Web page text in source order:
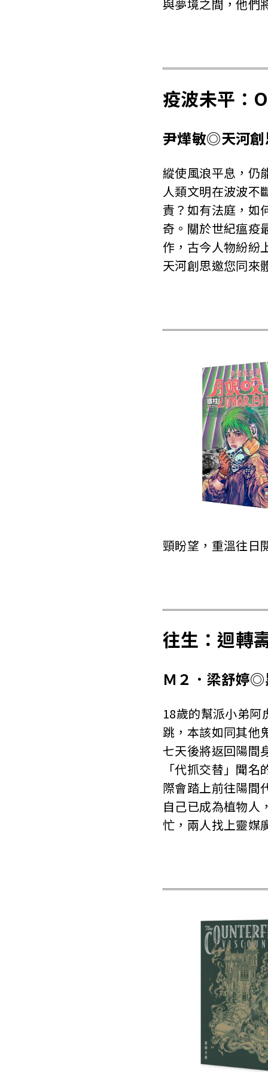
與夢境之間，他們
疫波未平：
尹燁敏◎天河
縱使風浪平息，仍
人類文明在波波不
責？如有法庭，如
奇。關於世紀瘟疫
作，古今人物紛紛
天河創思邀您同來
頸盼望，重溫往日
往生：迴轉
Ｍ２．梁舒婷
18歲的幫派小弟阿
跳，本該如同其他
七天後將返回陽間
「代抓交替」聞
際會踏上前往陽間
自己已成為植物人
忙，兩人找上靈